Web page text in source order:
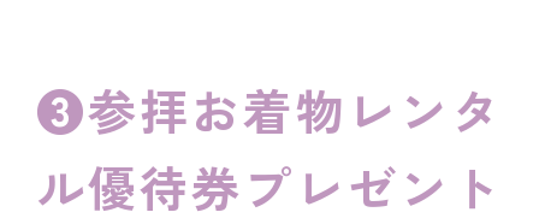
❸参拝お着物レンタ
ル優待券プレゼント